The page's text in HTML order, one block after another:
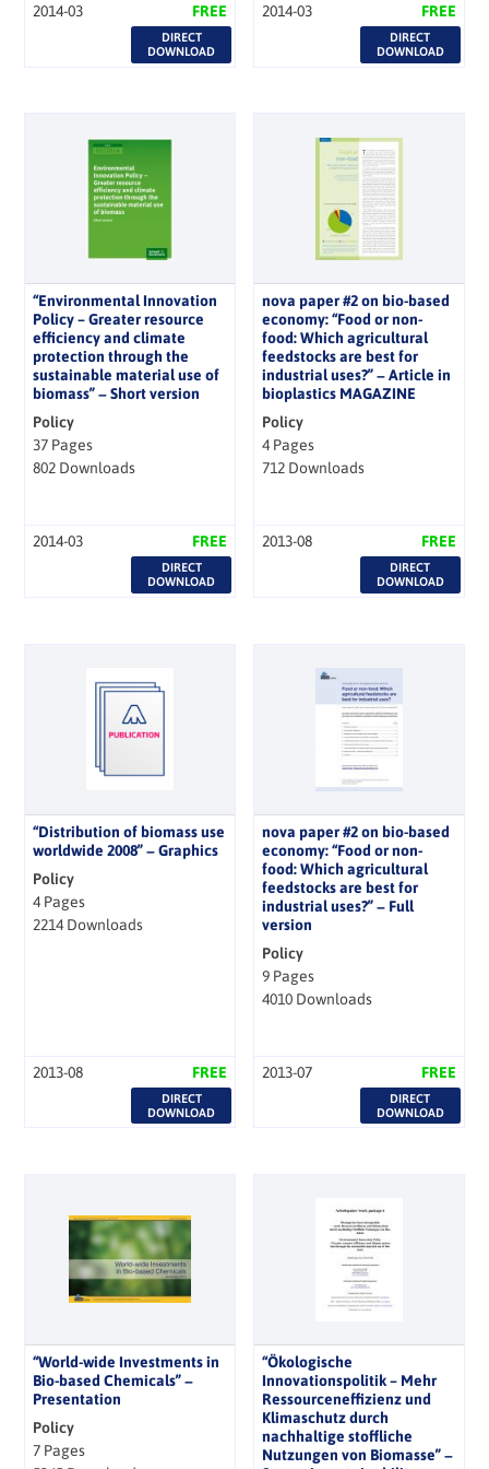
2014-03 FREE
DIRECT
DOWNLOAD
2014-03 FREE
DIRECT
DOWNLOAD
“Environmental Innovation
Policy – Greater resource
efficiency and climate
protection through the
sustainable material use of
biomass” − Short version
Policy
37 Pages
802 Downloads
2014-03 FREE
DIRECT
DOWNLOAD
nova paper #2 on bio-based
economy: “Food or non-
food: Which agricultural
feedstocks are best for
industrial uses?” − Article in
bioplastics MAGAZINE
Policy
4 Pages
712 Downloads
2013-08 FREE
DIRECT
DOWNLOAD
“Distribution of biomass use
worldwide 2008” − Graphics
Policy
4 Pages
2214 Downloads
2013-08 FREE
DIRECT
DOWNLOAD
nova paper #2 on bio-based
economy: “Food or non-
food: Which agricultural
feedstocks are best for
industrial uses?” − Full
version
Policy
9 Pages
4010 Downloads
2013-07 FREE
DIRECT
DOWNLOAD
“World-wide Investments in
Bio-based Chemicals” −
Presentation
Policy
7 Pages
“Ökologische
Innovationspolitik – Mehr
Ressourceneffizienz und
Klimaschutz durch
nachhaltige stoffliche
Nutzungen von Biomasse” −